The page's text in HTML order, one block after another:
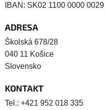
IBAN: SK02 1100 0000
ADRESA
Školská 678/28
040 11 Košice
Slovensko
KONTAKT
Tel.: +421 952 018 335